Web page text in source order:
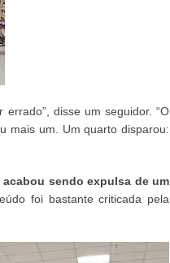
disse um seguidor. “O
mais um. Um quarto disparou:
acabou sendo expulsa de um
foi bastante criticada pela